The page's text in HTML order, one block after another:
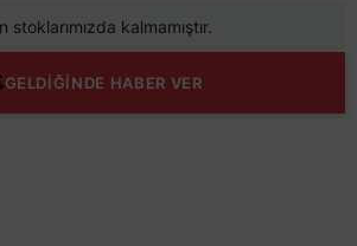
stoklarımızda kalmamıştır.
GELDİĞİNDE HABER VER